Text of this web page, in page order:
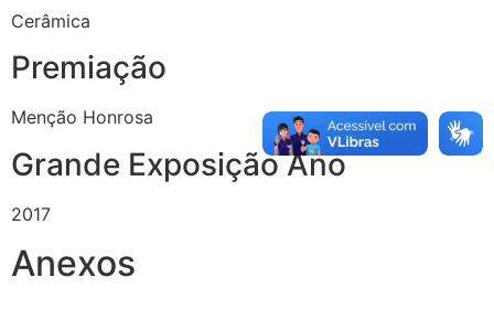
Cerâmica
Premiação
Menção Honrosa
Grande Exposição Ano
2017
Anexos